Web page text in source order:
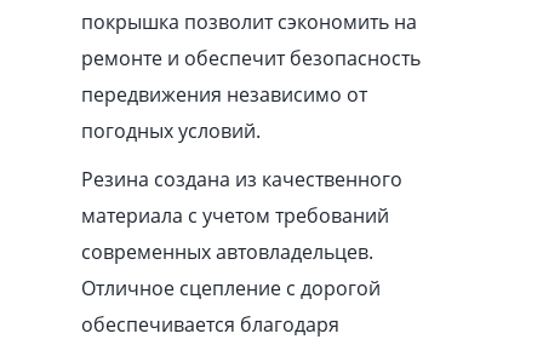
покрышка позволит сэкономить на
ремонте и обеспечит безопасность
передвижения независимо от
погодных условий.
Резина создана из качественного
материала с учетом требований
современных автовладельцев.
Отличное сцепление с дорогой
обеспечивается благодаря